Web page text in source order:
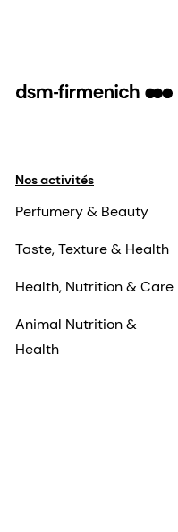
Nos activités
Perfumery & Beauty
Taste, Texture & Health
Health, Nutrition & Care
Animal Nutrition &
Health